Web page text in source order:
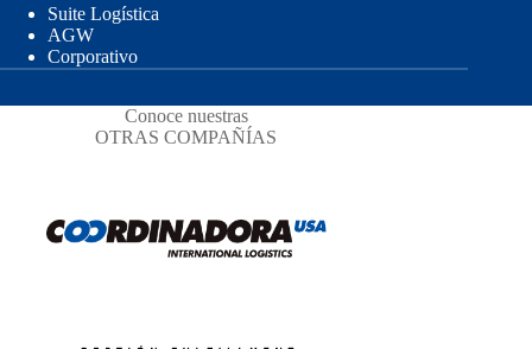
Suite Logística
AGW
Corporativo
Conoce nuestras
OTRAS COMPAÑÍAS